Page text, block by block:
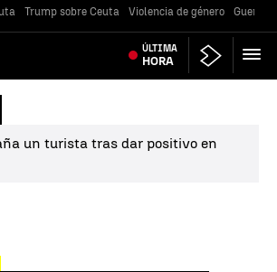
Trump sobre Ceuta Violencia de género Guerra
ÚLTIMA
HORA
un turista tras dar positivo en